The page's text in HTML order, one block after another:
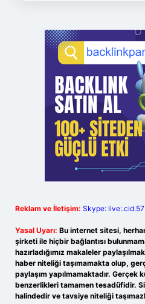
Reklam ve İletişim: Skype:
Yasal Uyarı: Bu internet sitesi,
şirketi ile hiçbir bağlantısı
hazırladığımız makaleler
haber niteliği taşımamakta olup,
paylaşım yapılmamaktadır. Gerçek
benzerlikleri tamamen tesadüfidir.
halindedir ve tavsiye niteliği